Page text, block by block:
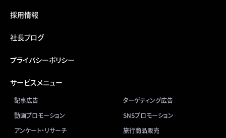
採用情報
社長ブログ
プライバシーポリシー
サービスメニュー
記事広告
ターゲティング広告
動画プロモーション
SNSプロモーション
アンケート・リサーチ
旅行商品販売